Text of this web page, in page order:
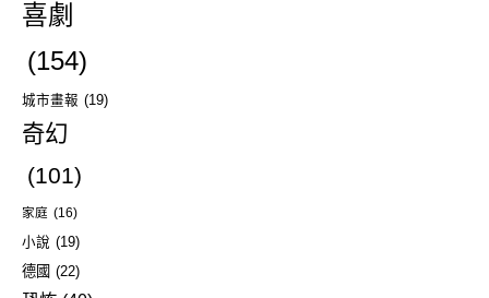
喜劇
(154)
城市畫報 (19)
奇幻
(101)
家庭 (16)
小說 (19)
德國 (22)